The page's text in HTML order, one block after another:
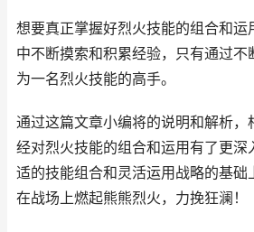
想要真正掌握好烈火技能的组合和运
中不断摸索和积累经验，只有通过不
为一名烈火技能的高手。
通过这篇文章小编将的说明和解析，
经对烈火技能的组合和运用有了更深
适的技能组合和灵活运用战略的基础
在战场上燃起熊熊烈火，力挽狂澜！